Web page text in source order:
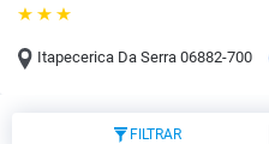
Itapecerica Da Serra 06882-700
FILTRAR